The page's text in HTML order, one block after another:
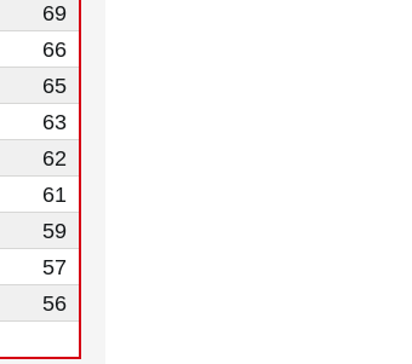
69
66
65
63
62
61
59
57
56